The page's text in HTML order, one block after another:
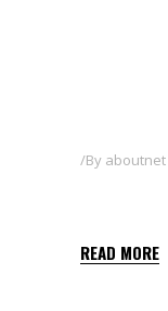
By aboutnet
READ MORE